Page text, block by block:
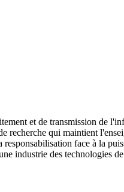
et de transmission de
recherche qui maintient
face à la
industrie des technologies